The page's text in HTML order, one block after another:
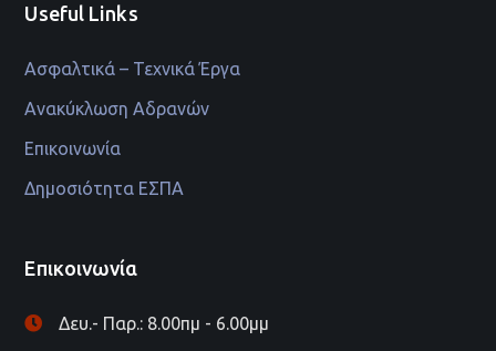
Useful Links
Ασφαλτικά – Τεχνικά Έργα
Ανακύκλωση Αδρανών
Επικοινωνία
Δημοσιότητα ΕΣΠΑ
Επικοινωνία
Δευ.- Παρ.: 8.00πμ - 6.00μμ